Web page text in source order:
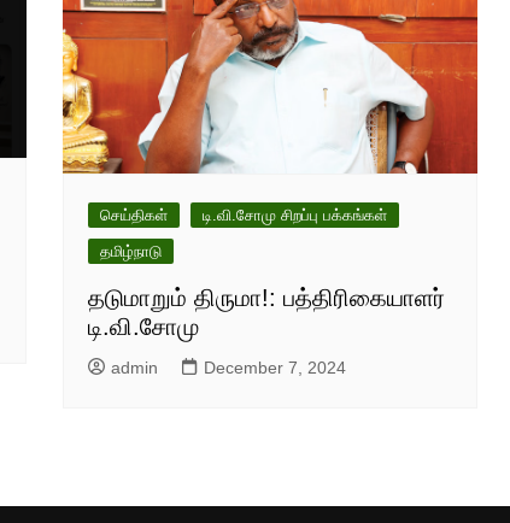
செய்திகள்
டி.வி.சோமு சிறப்பு பக்கங்கள்
தமிழ்நாடு
தடுமாறும் திருமா!: பத்திரிகையாளர்
டி.வி.சோமு
admin December 7, 2024